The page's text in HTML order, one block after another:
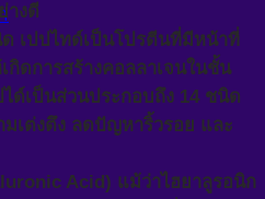
างดี
เปปไทด์เป็นโปรตีนที่มีหน้าที่
กิดการสร้างคอลลาเจนในชั้น
ด์เป็นส่วนประกอบถึง 14 ชนิด
มเต่งตึง ลดปัญหาริ้วรอย และ
Acid) แม้ว่าไฮยาลูรอนิก